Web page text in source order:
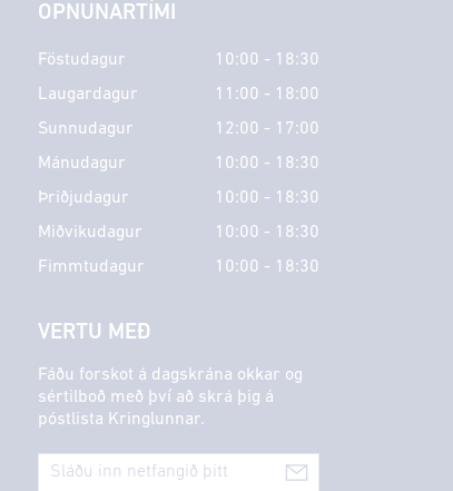
OPNUNARTÍMI
Föstudagur
10:00 - 18:30
Laugardagur
11:00 - 18:00
Sunnudagur
12:00 - 17:00
Mánudagur
10:00 - 18:30
Þriðjudagur
10:00 - 18:30
Miðvikudagur
10:00 - 18:30
Fimmtudagur
10:00 - 18:30
VERTU MEÐ
Fáðu forskot á dagskrána okkar og
sértilboð með því að skrá þig á
póstlista Kringlunnar.